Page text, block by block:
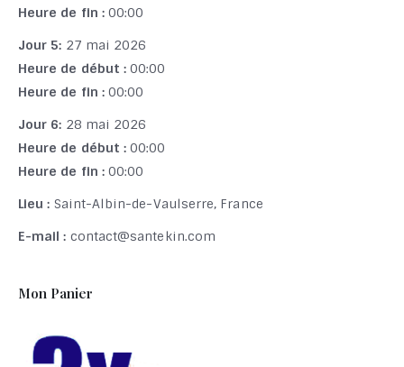
Heure de fin :00:00
Jour 5: 27 mai 2026
Heure de début :00:00
Heure de fin :00:00
Jour 6: 28 mai 2026
Heure de début :00:00
Heure de fin :00:00
Lieu : Saint-Albin-de-Vaulserre, France
E-mail : contact@santekin.com
Mon Panier